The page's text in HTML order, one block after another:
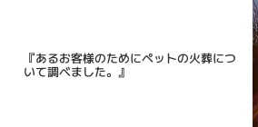
『あるお客様のためにペットの火葬につ
いて調べました。』